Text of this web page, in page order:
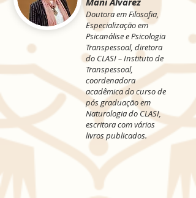
Doutora em Filosofia,
Especialização em
Psicanálise e Psicologia
Transpessoal, diretora
do CLASI – Instituto de
Transpessoal,
coordenadora
acadêmica do curso de
pós graduação em
Naturologia do CLASI,
escritora com vários
livros publicados.